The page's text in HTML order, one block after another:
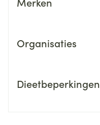
Organisaties
Dieetbeperkingen